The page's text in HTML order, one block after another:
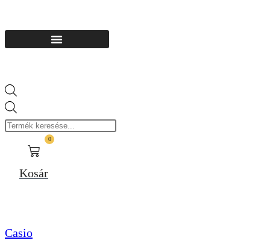
search
0
Kosár
Casio